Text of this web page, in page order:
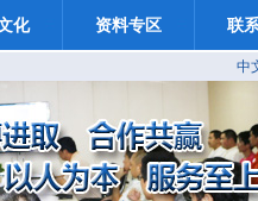
化 资料专区 联
中